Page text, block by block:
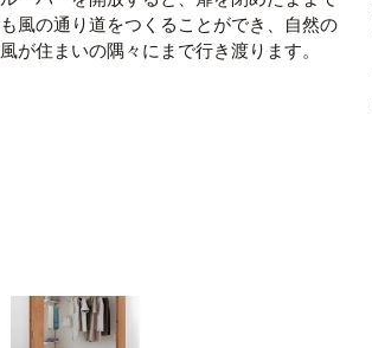
も風の通り道をつくることができ、自然の
風が住まいの隅々にまで行き渡ります。